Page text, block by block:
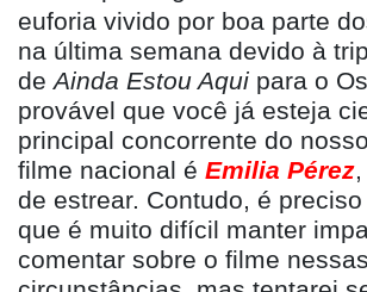
euforia vivido por boa parte
na última semana devido à
deAinda Estou Aqui para o
provável que você já esteja
principal concorrente do
filme nacional é Emilia Pérez
de estrear. Contudo, é
que é muito difícil manter
comentar sobre o filme nessas